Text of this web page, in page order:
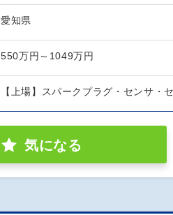
愛知県
550万円～1049万円
【上場】スパークプラグ・センサ・
気になる